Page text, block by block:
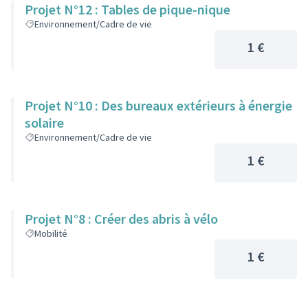
Projet N°12 : Tables de pique-nique
Environnement/Cadre de vie
1 €
Projet N°10 : Des bureaux extérieurs à énergie
solaire
Environnement/Cadre de vie
1 €
Projet N°8 : Créer des abris à vélo
Mobilité
1 €